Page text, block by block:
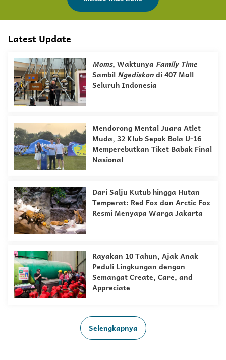
Latest Update
Moms, Waktunya Family Time
Sambil Ngediskondi 407 Mall
Seluruh Indonesia
Mendorong Mental Juara Atlet
Muda, 32 Klub Sepak Bola U-16
Memperebutkan Tiket Babak Final
Nasional
Dari Salju Kutub hingga Hutan
Temperat: Red Fox dan Arctic Fox
Resmi Menyapa Warga Jakarta
Rayakan 10 Tahun, Ajak Anak
Peduli Lingkungan dengan
Semangat Create, Care, and
Appreciate
Selengkapnya